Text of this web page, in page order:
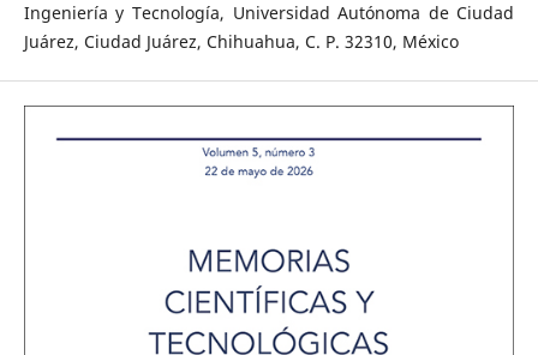
Ingeniería y Tecnología, Universidad Autónoma de Ciudad
Juárez, Ciudad Juárez, Chihuahua, C. P. 32310, México